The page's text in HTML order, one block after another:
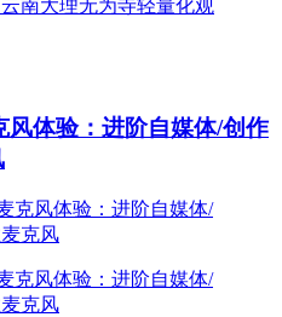
体验：进阶自媒体/创作